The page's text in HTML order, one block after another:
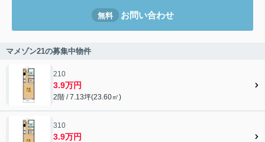
無料 お問い合わせ
マメゾン21の募集中物件
210
3.9万円
2階 / 7.13坪(23.60㎡)
310
3.9万円